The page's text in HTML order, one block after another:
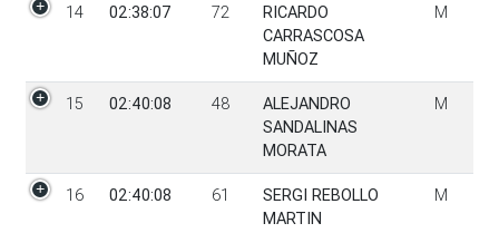
14 02:38:07 72
RICARDO
CARRASCOSA
MUÑOZ
M
15 02:40:08 48
ALEJANDRO
SANDALINAS
MORATA
M
16 02:40:08 61
SERGI REBOLLO
MARTIN
M